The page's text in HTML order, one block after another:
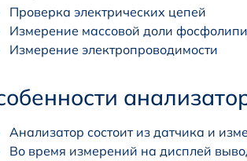
Проверка электрических цепей
Измерение массовой доли
Измерение электропроводимости
Анализатор состоит из датчика и
Во время измерений на дисплей